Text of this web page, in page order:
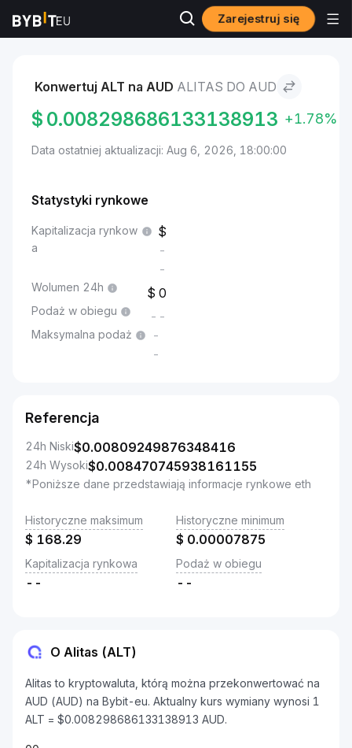
Zarejestruj się
Rynki Cena Alitas ALT Alitas to AUD
Konwertuj ALT na AUD ALITAS DO AUD
$ 0.008298686133138913 +1.78%
Data ostatniej aktualizacji: Aug 6, 2026, 18:00:00
Statystyki rynkowe
Kapitalizacja rynkow
a
-
-
Wolumen 24h 0
Podaż w obiegu --
Maksymalna podaż
-
-
Referencja
24h Niski$0.00809249876348416
24h Wysoki$0.008470745938161155
*Poniższe dane przedstawiają informacje rynkowe eth
Historyczne maksimum
$ 168.29
Historyczne minimum
$ 0.00007875
Kapitalizacja rynkowa
--
Podaż w obiegu
--
O Alitas (ALT)
Alitas to kryptowaluta, którą można przekonwertować na
AUD (AUD) na Bybit-eu. Aktualny kurs wymiany wynosi 1
ALT = $0.008298686133138913 AUD.